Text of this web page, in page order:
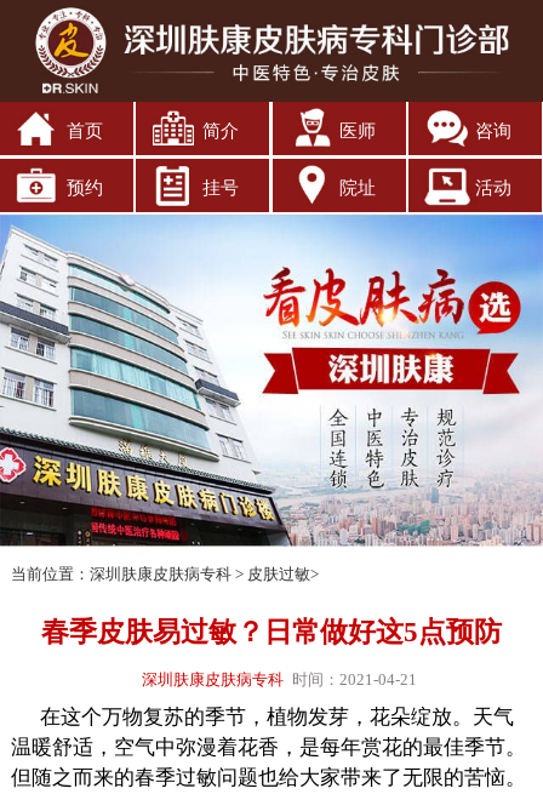
首页 简介 医师 咨询
预约 挂号 院址 活动
当前位置： 深圳肤康皮肤病专科> 皮肤过敏>
春季皮肤易过敏？日常做好这5点预防
深圳肤康皮肤病专科 时间：2021-04-21
在这个万物复苏的季节，植物发芽，花朵绽放。天气
温暖舒适，空气中弥漫着花香，是每年赏花的最佳季节。
但随之而来的春季过敏问题也给大家带来了无限的苦恼。